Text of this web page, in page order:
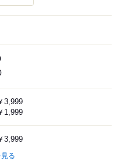
3,999
1,999
3,999
る